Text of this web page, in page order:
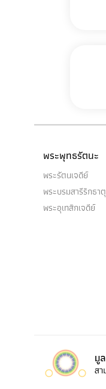
พระพุทธรัตนะ
พระรัตนเจดีย์
พระบรมสารีริกธาตุ
พระอุเทสิกเจดีย์